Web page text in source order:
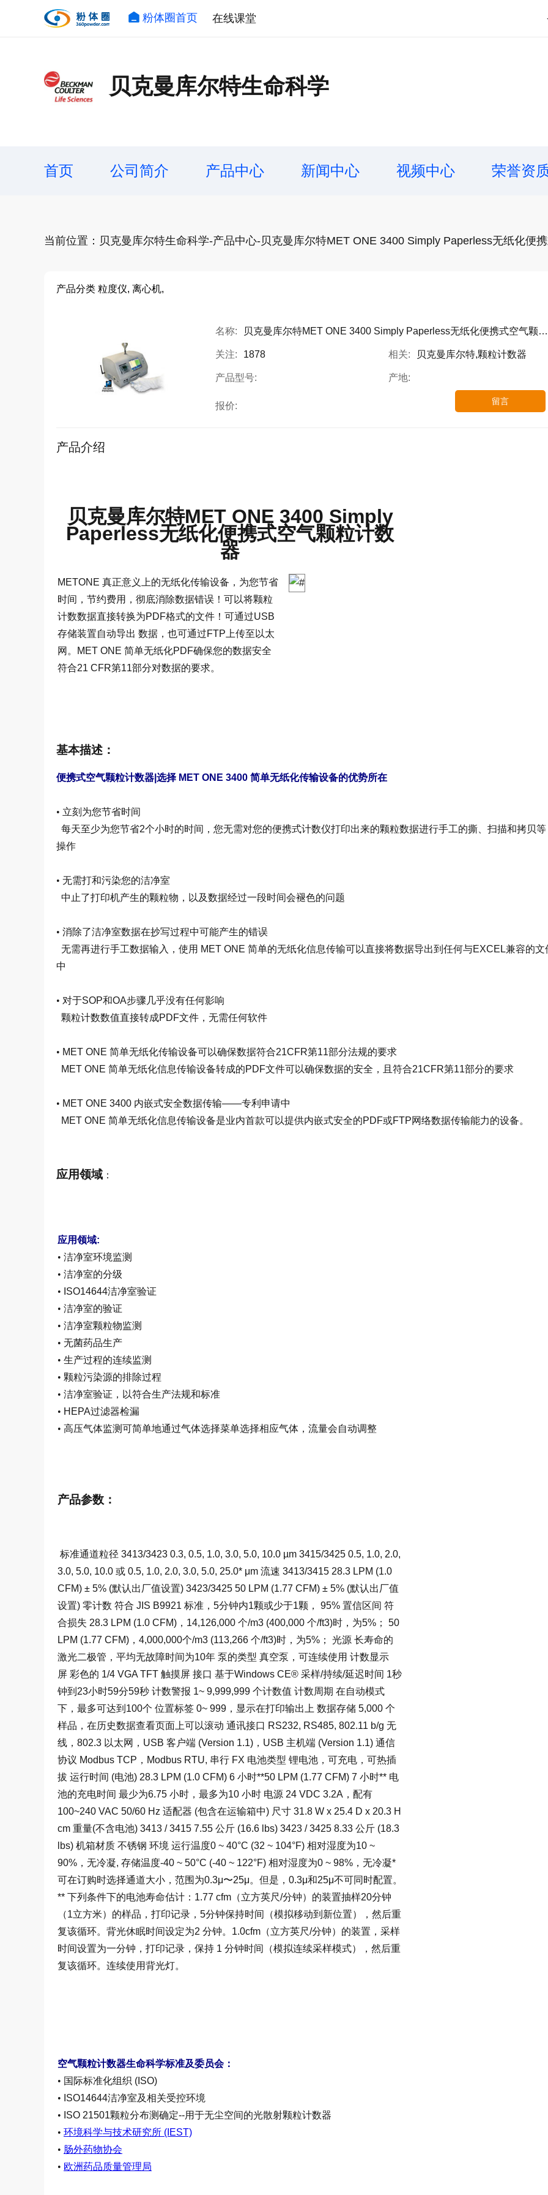
粉体圈首页 在线课堂
贝克曼库尔特生命科学
首页 公司简介 产品中心 新闻中心 视频中心 荣誉资
当前位置：贝克曼库尔特生命科学-产品中心-贝克曼库尔特MET ONE 3400 Simply Paperless无纸化便
产品分类 粒度仪, 离心机,
名称: 贝克曼库尔特MET ONE 3400 Simply Paperless无纸化便携式空气颗粒计数器
关注: 1878 相关: 贝克曼库尔特,颗粒计数器
产品型号: 产地:
报价: 留言
产品介绍
贝克曼库尔特MET ONE 3400 Simply
Paperless无纸化便携式空气颗粒计数
器
METONE 真正意义上的无纸化传输设备，为您节省
时间，节约费用，彻底消除数据错误！可以将颗粒
计数数据直接转换为PDF格式的文件！可通过USB
存储装置自动导出 数据，也可通过FTP上传至以太
网。MET ONE 简单无纸化PDF确保您的数据安全
符合21 CFR第11部分对数据的要求。
基本描述：
便携式空气颗粒计数器|选择 MET ONE 3400 简单无纸化传输设备的优势所在
• 立刻为您节省时间
每天至少为您节省2个小时的时间，您无需对您的便携式计数仪打印出来的颗粒数据进行手工的撕、扫描和拷贝等
操作
• 无需打和污染您的洁净室
中止了打印机产生的颗粒物，以及数据经过一段时间会褪色的问题
• 消除了洁净室数据在抄写过程中可能产生的错误
无需再进行手工数据输入，使用 MET ONE 简单的无纸化信息传输可以直接将数据导出到任何与EXCEL兼容的文
中
• 对于SOP和OA步骤几乎没有任何影响
颗粒计数数值直接转成PDF文件，无需任何软件
• MET ONE 简单无纸化传输设备可以确保数据符合21CFR第11部分法规的要求
MET ONE 简单无纸化信息传输设备转成的PDF文件可以确保数据的安全，且符合21CFR第11部分的要求
• MET ONE 3400 内嵌式安全数据传输——专利申请中
MET ONE 简单无纸化信息传输设备是业内首款可以提供内嵌式安全的PDF或FTP网络数据传输能力的设备。
应用领域 ：
应用领域:
• 洁净室环境监测
• 洁净室的分级
• ISO14644洁净室验证
• 洁净室的验证
• 洁净室颗粒物监测
• 无菌药品生产
• 生产过程的连续监测
• 颗粒污染源的排除过程
• 洁净室验证，以符合生产法规和标准
• HEPA过滤器检漏
• 高压气体监测可简单地通过气体选择菜单选择相应气体，流量会自动调整
产品参数：
标准通道粒径 3413/3423 0.3, 0.5, 1.0, 3.0, 5.0, 10.0 µm 3415/3425 0.5, 1.0, 2.0,
3.0, 5.0, 10.0 或 0.5, 1.0, 2.0, 3.0, 5.0, 25.0* μm 流速 3413/3415 28.3 LPM (1.0
CFM) ± 5% (默认出厂值设置) 3423/3425 50 LPM (1.77 CFM) ± 5% (默认出厂值
设置) 零计数 符合 JIS B9921 标准，5分钟内1颗或少于1颗， 95% 置信区间 符
合损失 28.3 LPM (1.0 CFM)，14,126,000 个/m3 (400,000 个/ft3)时，为5%； 50
LPM (1.77 CFM)，4,000,000个/m3 (113,266 个/ft3)时，为5%； 光源 长寿命的
激光二极管，平均无故障时间为10年 泵的类型 真空泵，可连续使用 计数显示
屏 彩色的 1/4 VGA TFT 触摸屏 接口 基于Windows CE® 采样/持续/延迟时间 1秒
钟到23小时59分59秒 计数警报 1~ 9,999,999 个计数值 计数周期 在自动模式
下，最多可达到100个 位置标签 0~ 999，显示在打印输出上 数据存储 5,000 个
样品，在历史数据查看页面上可以滚动 通讯接口 RS232, RS485, 802.11 b/g 无
线，802.3 以太网，USB 客户端 (Version 1.1)，USB 主机端 (Version 1.1) 通信
协议 Modbus TCP，Modbus RTU, 串行 FX 电池类型 锂电池，可充电，可热插
拔 运行时间 (电池) 28.3 LPM (1.0 CFM) 6 小时**50 LPM (1.77 CFM) 7 小时** 电
池的充电时间 最少为6.75 小时，最多为10 小时 电源 24 VDC 3.2A，配有
100~240 VAC 50/60 Hz 适配器 (包含在运输箱中) 尺寸 31.8 W x 25.4 D x 20.3 H
cm 重量(不含电池) 3413 / 3415 7.55 公斤 (16.6 lbs) 3423 / 3425 8.33 公斤 (18.3
lbs) 机箱材质 不锈钢 环境 运行温度0 ~ 40°C (32 ~ 104°F) 相对湿度为10 ~
90%，无冷凝, 存储温度-40 ~ 50°C (-40 ~ 122°F) 相对湿度为0 ~ 98%，无冷凝*
可在订购时选择通道大小，范围为0.3μ〜25μ。但是，0.3μ和25μ不可同时配置。
** 下列条件下的电池寿命估计：1.77 cfm（立方英尺/分钟）的装置抽样20分钟
（1立方米）的样品，打印记录，5分钟保持时间（模拟移动到新位置），然后重
复该循环。背光休眠时间设定为2 分钟。1.0cfm（立方英尺/分钟）的装置，采样
时间设置为一分钟，打印记录，保持 1 分钟时间（模拟连续采样模式），然后重
复该循环。连续使用背光灯。
空气颗粒计数器生命科学标准及委员会：
• 国际标准化组织 (ISO)
• ISO14644洁净室及相关受控环境
• ISO 21501颗粒分布测确定--用于无尘空间的光散射颗粒计数器
• 环境科学与技术研究所 (IEST)
• 肠外药物协会
• 欧洲药品质量管理局